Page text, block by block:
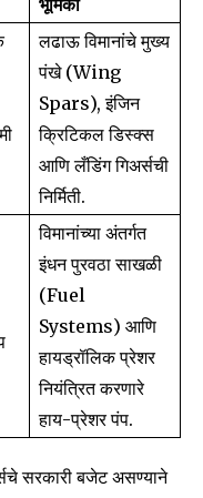
लढाऊ विमानांचे मुख्य
पंखे (Wing
Spars), इंजिन
क्रिटिकल डिस्क्स
आणि लँडिंग गिअर्सची
निर्मिती.
विमानांच्या अंतर्गत
इंधन पुरवठा साखळी
(Fuel
Systems) आणि
हायड्रॉलिक प्रेशर
नियंत्रित करणारे
हाय-प्रेशर पंप.
सरकारी बजेट असण्याने